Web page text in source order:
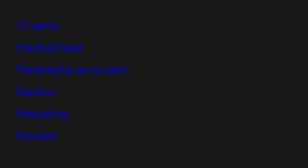
O nama
Predloži Vest
Pretplatite se na vesti
Karijera
Marketing
Kontakt